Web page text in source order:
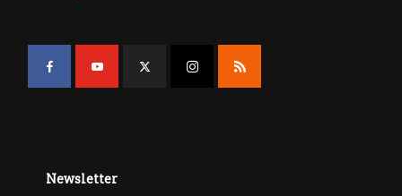
Newsletter